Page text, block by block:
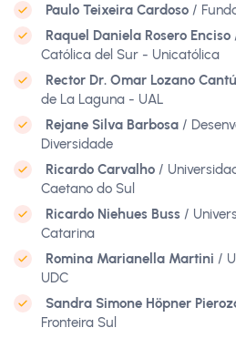
Paulo Teixeira Cardoso /
Raquel Daniela Rosero Enciso
Católica del Sur - Unicatólica
Rector Dr. Omar Lozano Cantú
de La Laguna - UAL
Rejane Silva Barbosa /
Diversidade
Ricardo Carvalho /
Caetano do Sul
Ricardo Niehues Buss /
Catarina
Romina Marianella Martini /
UDC
Sandra Simone Höpner
Fronteira Sul